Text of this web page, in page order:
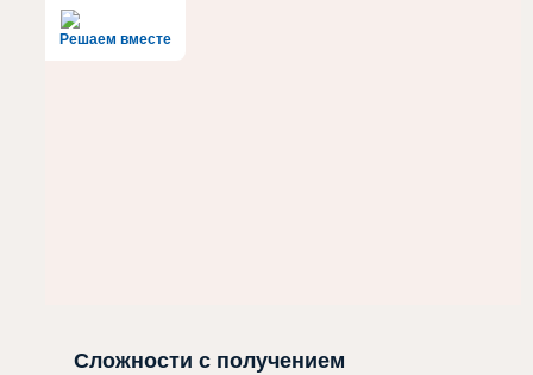
Решаем вместе
Сложности с получением